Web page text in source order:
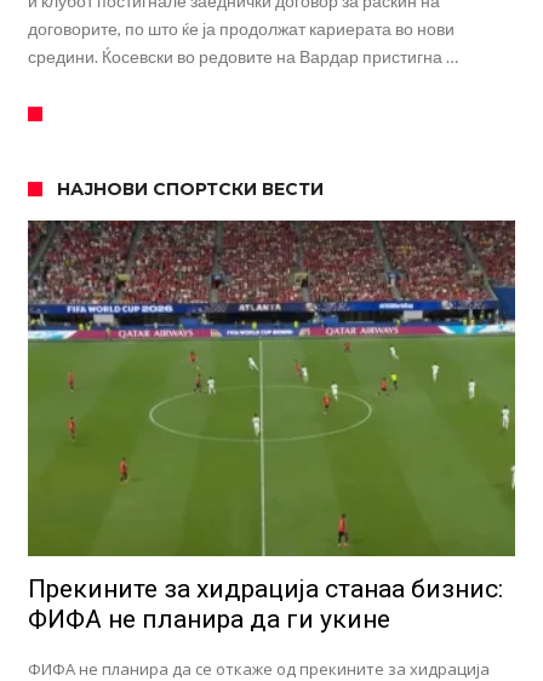
договорите, по што ќе ја продолжат кариерата во нови
средини. Ќосевски во редовите на Вардар пристигна …
НАЈНОВИ СПОРТСКИ ВЕСТИ
Прекините за хидрација станаа бизнис:
ФИФА не планира да ги укине
ФИФА не планира да се откаже од прекините за хидрација